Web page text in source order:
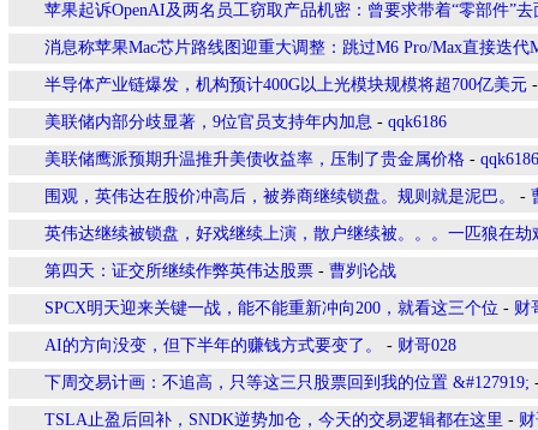
苹果起诉OpenAI及两名员工窃取产品机密：曾要求带着“零部件”去
消息称苹果Mac芯片路线图迎重大调整：跳过M6 Pro/Max直接迭代
半导体产业链爆发，机构预计400G以上光模块规模将超700亿美元
美联储内部分歧显著，9位官员支持年内加息 - qqk6186
美联储鹰派预期升温推升美债收益率，压制了贵金属价格 - qqk6186
围观，英伟达在股价冲高后，被券商继续锁盘。规则就是泥巴。 -
英伟达继续被锁盘，好戏继续上演，散户继续被。。。一匹狼在劫
第四天：证交所继续作弊英伟达股票 - 曹刿论战
SPCX明天迎来关键一战，能不能重新冲向200，就看这三个位 - 财
AI的方向没变，但下半年的赚钱方式要变了。 - 财哥028
下周交易计画：不追高，只等这三只股票回到我的位置 &#127919;
TSLA止盈后回补，SNDK逆势加仓，今天的交易逻辑都在这里 -